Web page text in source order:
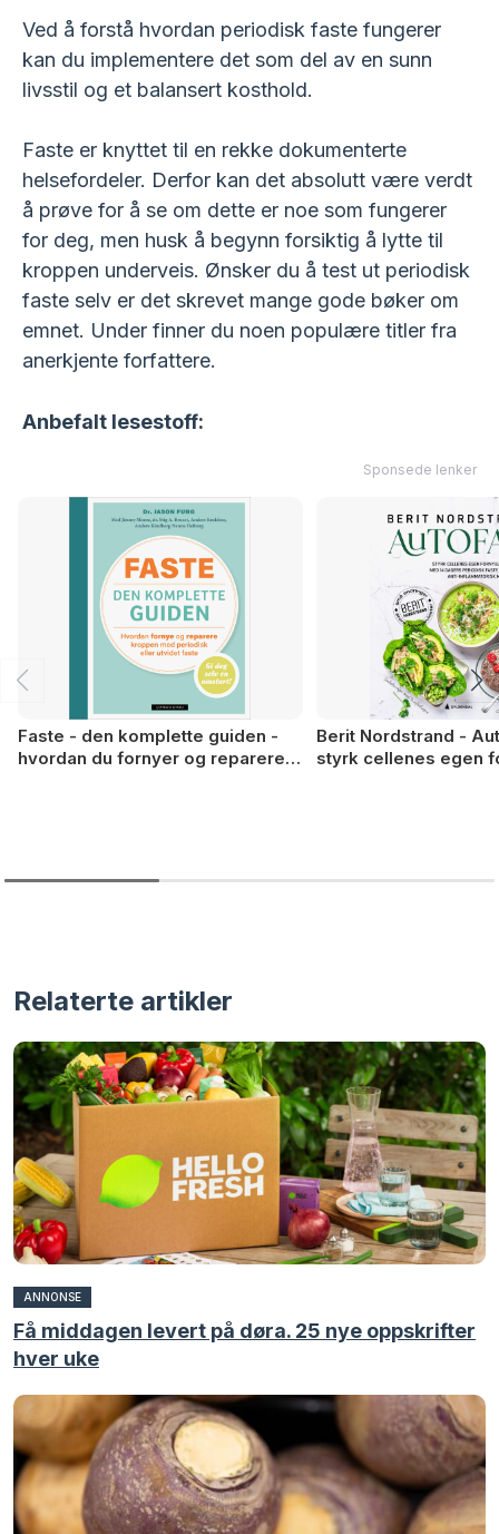
Ved å forstå hvordan periodisk faste fungerer
kan du implementere det som del av en sunn
livsstil og et balansert kosthold.
Faste er knyttet til en rekke dokumenterte
helsefordeler. Derfor kan det absolutt være verdt
å prøve for å se om dette er noe som fungerer
for deg, men husk å begynn forsiktig å lytte til
kroppen underveis. Ønsker du å test ut periodisk
faste selv er det skrevet mange gode bøker om
emnet. Under finner du noen populære titler fra
anerkjente forfattere.
Anbefalt lesestoff:
Sponsede lenker
Faste - den komplette guiden -
hvordan du fornyer og reparerer
Berit Nordstrand -
styrk cellenes egen
Relaterte artikler
ANNONSE
Få middagen levert på døra. 25 nye oppskrifter
hver uke